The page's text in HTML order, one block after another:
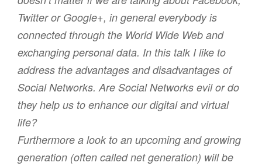
Twitter or Google+, in general everybody is
connected through the World Wide Web and
exchanging personal data. In this talk I like to
address the advantages and disadvantages of
Social Networks. Are Social Networks evil or do
they help us to enhance our digital and virtual
life?
Furthermore a look to an upcoming and growing
generation (often called net generation) will be